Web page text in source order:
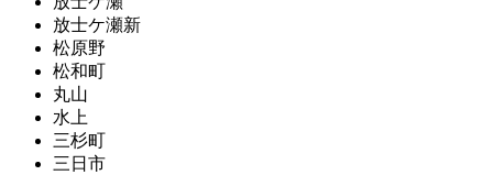
放士ケ瀬新
松原野
松和町
丸山
水上
三杉町
三日市